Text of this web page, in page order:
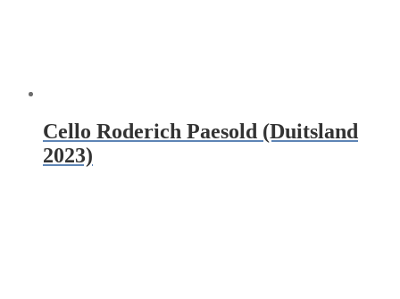
Cello Roderich Paesold (Duitsland
2023)